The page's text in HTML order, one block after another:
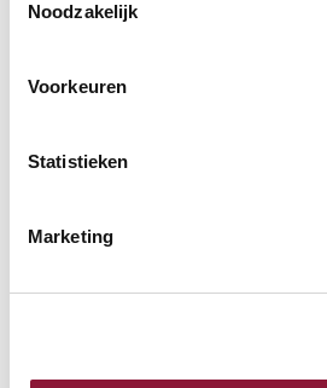
Noodzakelijk
Voorkeuren
Statistieken
Marketing
Aantal: